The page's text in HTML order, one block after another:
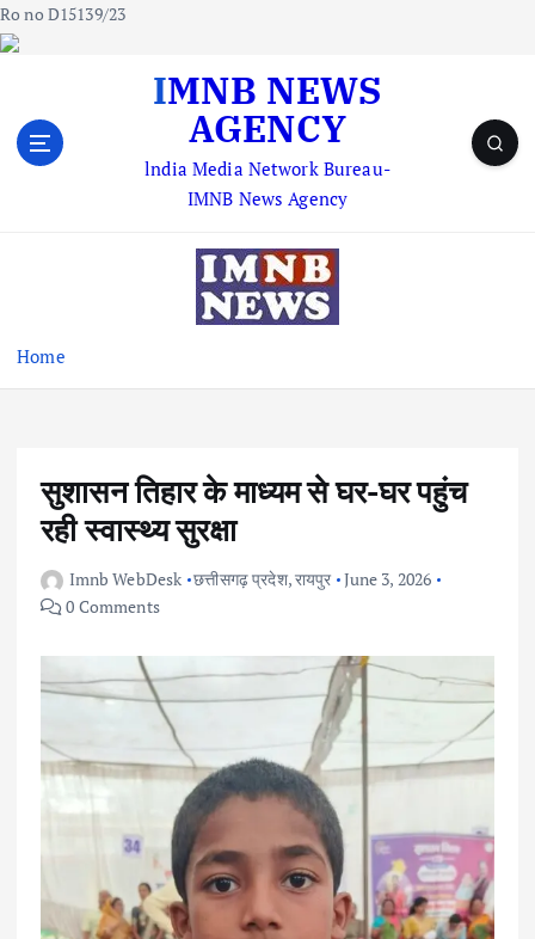
Ro no D15139/23
IMNB NEWS
AGENCY
lndia Media Network Bureau-
IMNB News Agency
Home
सुशासन तिहार के माध्यम से घर-घर पहुंच
रही स्वास्थ्य सुरक्षा
Imnb WebDesk छत्तीसगढ़ प्रदेश,रायपुर June 3, 2026
0 Comments